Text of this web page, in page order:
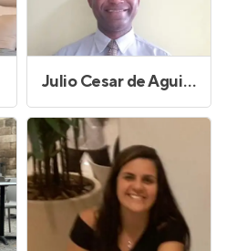
Julio Cesar de Aguiar Silva